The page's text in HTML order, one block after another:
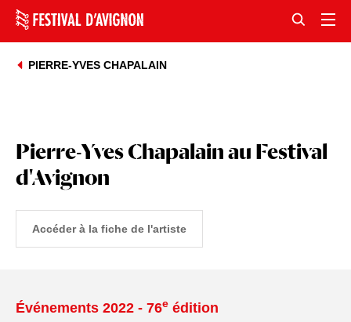
PIERRE-YVES CHAPALAIN
Pierre-Yves Chapalain au Festival
d'Avignon
Accéder à la fiche de l'artiste
Événements 2022 - 76e édition